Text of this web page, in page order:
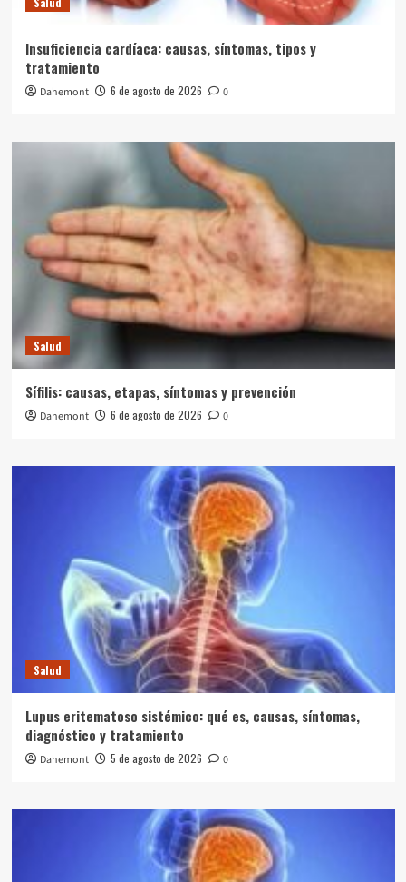
Insuficiencia cardíaca: causas, síntomas, tipos y
tratamiento
Dahemont 6 de agosto de 2026 0
Salud
Sífilis: causas, etapas, síntomas y prevención
Dahemont 6 de agosto de 2026 0
Salud
Lupus eritematoso sistémico: qué es, causas, síntomas,
diagnóstico y tratamiento
Dahemont 5 de agosto de 2026 0